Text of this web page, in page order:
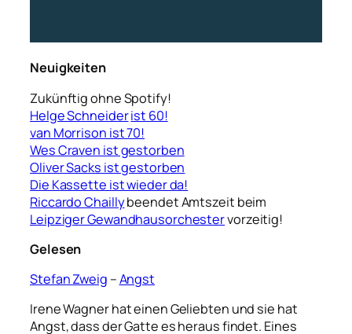
Neuigkeiten
Zukünftig ohne Spotify!
Helge Schneiderist 60!
van Morrison ist 70!
Wes Craven ist gestorben
Oliver Sacks ist gestorben
Die Kassette ist wieder da!
Riccardo Chaillybeendet Amtszeit beim
Leipziger Gewandhausorchestervorzeitig!
Gelesen
Stefan Zweig –Angst
Irene Wagner hat einen Geliebten und sie hat
Angst, dass der Gatte es heraus findet. Eines